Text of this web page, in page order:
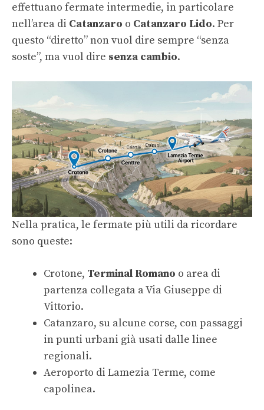
effettuano fermate intermedie, in particolare
nell’area di Catanzaro o Catanzaro Lido. Per
questo “diretto” non vuol dire sempre “senza
soste”, ma vuol dire senza cambio.
Nella pratica, le fermate più utili da ricordare
sono queste:
Crotone, Terminal Romano o area di
partenza collegata a Via Giuseppe di
Vittorio.
Catanzaro, su alcune corse, con passaggi
in punti urbani già usati dalle linee
regionali.
Aeroporto di Lamezia Terme, come
capolinea.